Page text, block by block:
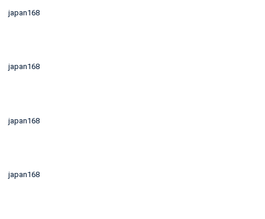
japan168
japan168
japan168
japan168